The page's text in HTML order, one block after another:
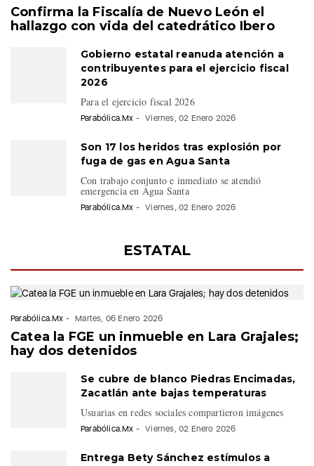
Confirma la Fiscalía de Nuevo León el
hallazgo con vida del catedrático Ibero
Gobierno estatal reanuda atención a
contribuyentes para el ejercicio fiscal
2026
Para el ejercicio fiscal 2026
Parabólica.Mx - Viernes, 02 Enero 2026
Son 17 los heridos tras explosión por
fuga de gas en Agua Santa
Con trabajo conjunto e inmediato se atendió
emergencia en Agua Santa
Parabólica.Mx - Viernes, 02 Enero 2026
ESTATAL
Parabólica.Mx - Martes, 06 Enero 2026
Catea la FGE un inmueble en Lara Grajales;
hay dos detenidos
Se cubre de blanco Piedras Encimadas,
Zacatlán ante bajas temperaturas
Usuarias en redes sociales compartieron imágenes
Parabólica.Mx - Viernes, 02 Enero 2026
Entrega Bety Sánchez estímulos a